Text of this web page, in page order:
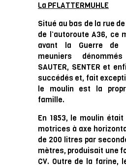
La PFLATTERMUHLE
Situé au bas de la rue
de l’autoroute A36, ce
avant la Guerre de
meuniers dénommés
SAUTER, SENTER et
succédés et, fait
le moulin est la
famille.
En 1853, le moulin
motrices à axe
de 200 litres par
mètres, produisait une
CV. Outre de la farine,